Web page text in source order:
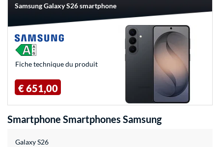
Samsung Galaxy S26 smartphone
Fiche technique du produit
€ 651,00
Smartphone Smartphones Samsung
Galaxy S26